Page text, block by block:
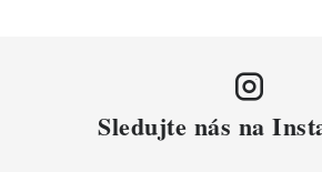
Sledujte nás na